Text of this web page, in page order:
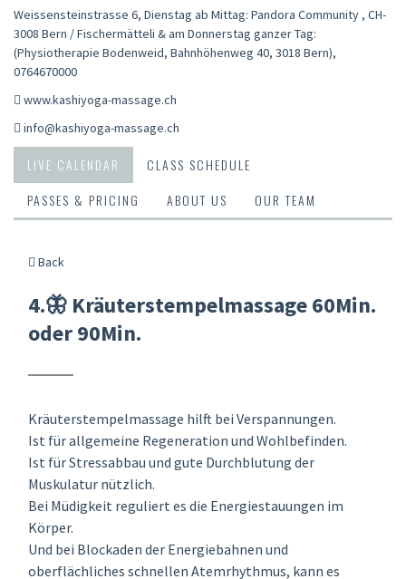
Weissensteinstrasse 6, Dienstag ab Mittag: Pandora Community , CH-
3008 Bern / Fischermätteli & am Donnerstag ganzer Tag:
(Physiotherapie Bodenweid, Bahnhöhenweg 40, 3018 Bern),
0764670000
www.kashiyoga-massage.ch
info@kashiyoga-massage.ch
LIVE CALENDAR
CLASS SCHEDULE
PASSES & PRICING
ABOUT US OUR TEAM
Back
4.🦋 Kräuterstempelmassage 60Min.
oder 90Min.
Kräuterstempelmassage hilft bei Verspannungen.
Ist für allgemeine Regeneration und Wohlbefinden.
Ist für Stressabbau und gute Durchblutung der
Muskulatur nützlich.
Bei Müdigkeit reguliert es die Energiestauungen im
Körper.
Und bei Blockaden der Energiebahnen und
oberflächliches schnellen Atemrhythmus, kann es